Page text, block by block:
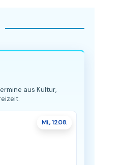
aus Kultur,
Mi., 12.08.